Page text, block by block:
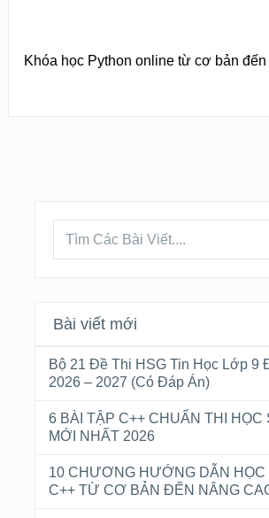
Khóa học Python online từ cơ bản
Bài viết mới
Bộ 21 Đề Thi HSG Tin Học Lớp 9
2026 – 2027 (Có Đáp Án)
6 BÀI TẬP C++ CHUẨN THI HỌC
MỚI NHẤT 2026
10 CHƯƠNG HƯỚNG DẪN HỌC
C++ TỪ CƠ BẢN ĐẾN NÂNG